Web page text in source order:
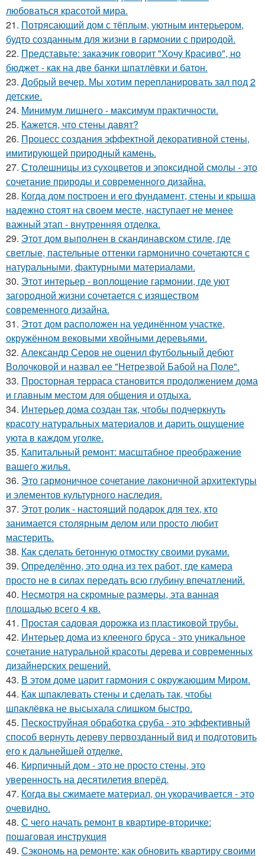
любоваться красотой мира.
21. Потрясающий дом с тёплым, уютным интерьером,
будто созданным для жизни в гармонии с природой.
22. Представьте: заказчик говорит "Хочу Красиво", но
бюджет - как на две банки шпатлёвки и батон.
23. Добрый вечер. Мы хотим перепланировать зал под 2
детские.
24. Минимум лишнего - максимум практичности.
25. Кажется, что стены давят?
26. Процесс создания эффектной декоративной стены,
имитирующей природный камень.
27. Столешницы из сухоцветов и эпоксидной смолы - это
сочетание природы и современного дизайна.
28. Когда дом построен и его фундамент, стены и крыша
надежно стоят на своем месте, наступает не менее
важный этап - внутренняя отделка.
29. Этот дом выполнен в скандинавском стиле, где
светлые, пастельные оттенки гармонично сочетаются с
натуральными, фактурными материалами.
30. Этот интерьер - воплощение гармонии, где уют
загородной жизни сочетается с изяществом
современного дизайна.
31. Этот дом расположен на уединённом участке,
окружённом вековыми хвойными деревьями.
32. Александр Серов не оценил футбольный дебют
Волочковой и назвал ее "Нетрезвой Бабой на Поле".
33. Просторная терраса становится продолжением дома
и главным местом для общения и отдыха.
34. Интерьер дома создан так, чтобы подчеркнуть
красоту натуральных материалов и дарить ощущение
уюта в каждом уголке.
35. Капитальный ремонт: масштабное преображение
вашего жилья.
36. Это гармоничное сочетание лаконичной архитектуры
и элементов культурного наследия.
37. Этот ролик - настоящий подарок для тех, кто
занимается столярным делом или просто любит
мастерить.
38. Как сделать бетонную отмостку своими руками.
39. Определённо, это одна из тех работ, где камера
просто не в силах передать всю глубину впечатлений.
40. Несмотря на скромные размеры, эта ванная
площадью всего 4 кв.
41. Простая садовая дорожка из пластиковой трубы.
42. Интерьер дома из клееного бруса - это уникальное
сочетание натуральной красоты дерева и современных
дизайнерских решений.
43. В этом доме царит гармония с окружающим Миром.
44. Как шпаклевать стены и сделать так, чтобы
шпаклёвка не высыхала слишком быстро.
45. Пескоструйная обработка сруба - это эффективный
способ вернуть дереву первозданный вид и подготовить
его к дальнейшей отделке.
46. Кирпичный дом - это не просто стены, это
уверенность на десятилетия вперёд.
47. Когда вы сжимаете материал, он укорачивается - это
очевидно.
48. С чего начать ремонт в квартире-вторичке:
пошаговая инструкция
49. Сэкономь на ремонте: как обновить квартиру своими